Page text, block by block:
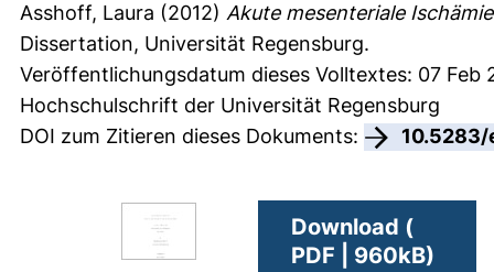
Asshoff, Laura (2012) Akute mesenteriale
Dissertation, Universität Regensburg.
Veröffentlichungsdatum dieses Volltextes: 07 Feb
Hochschulschrift der Universität Regensburg
DOI zum Zitieren dieses Dokuments:
Download (
PDF | 960kB)